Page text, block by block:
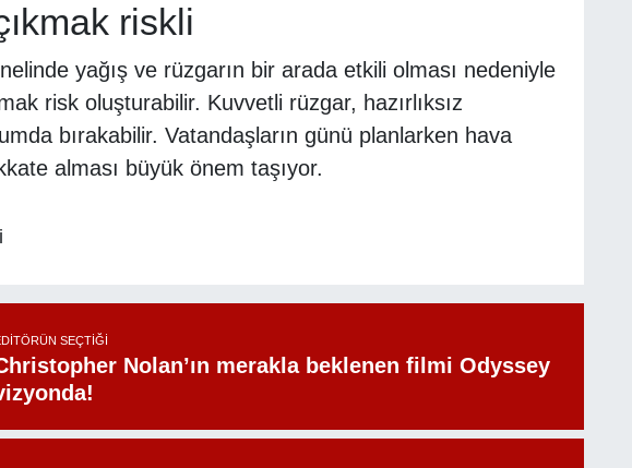
riskli
yağış ve rüzgarın bir arada etkili olması nedeniyle
risk oluşturabilir. Kuvvetli rüzgar, hazırlıksız
bırakabilir. Vatandaşların günü planlarken hava
alması büyük önem taşıyor.
SEÇTIĞI
Nolan’ın merakla beklenen filmi Odyssey